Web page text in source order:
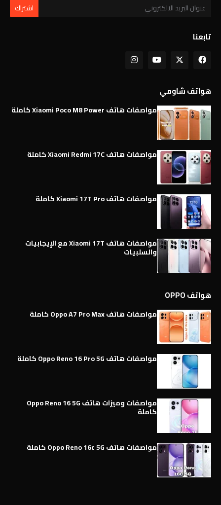
تابعنا
هواتف شاومي
مواصفات هاتف Xiaomi Poco M8 Power كاملة
مواصفات هاتف Xiaomi Redmi 17C كاملة
مواصفات هاتف Xiaomi 17T Pro كاملة
مواصفات هاتف Xiaomi 17T مع الإيجابيات
والسلبيات
هواتف OPPO
مواصفات هاتف Oppo A7 Pro Max كاملة
مواصفات هاتف Oppo Reno 16 Pro 5G كاملة
مواصفات وميزات هاتف Oppo Reno 16 5G
كاملة
مواصفات هاتف Oppo Reno 16c 5G كاملة